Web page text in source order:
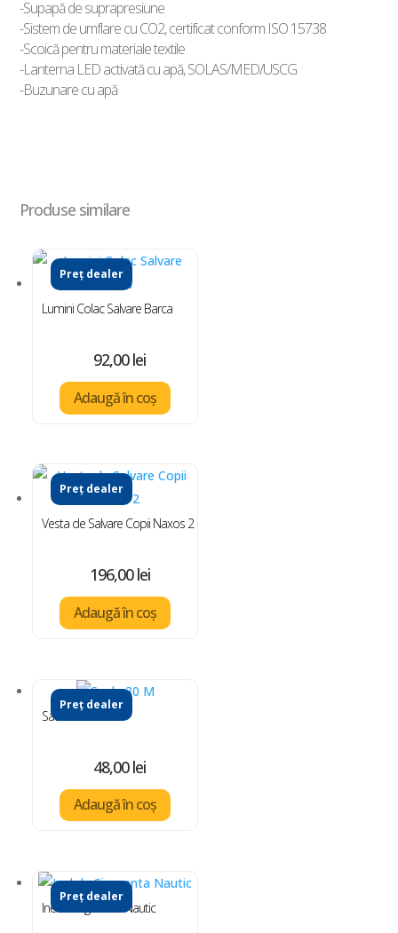
-Supapă de suprapresiune
-Sistem de umflare cu CO2, certificat conform ISO 15738
-Scoică pentru materiale textile
-Lanterna LED activată cu apă, SOLAS/MED/USCG
-Buzunare cu apă
Produse similare
Preț dealer
Lumini Colac Salvare Barca
92,00lei
Adaugă în coș
Preț dealer
Vesta de Salvare Copii Naxos 2
196,00lei
Adaugă în coș
Preț dealer
Saula 30 M
48,00lei
Adaugă în coș
Preț dealer
Inel de Siguranta Nautic